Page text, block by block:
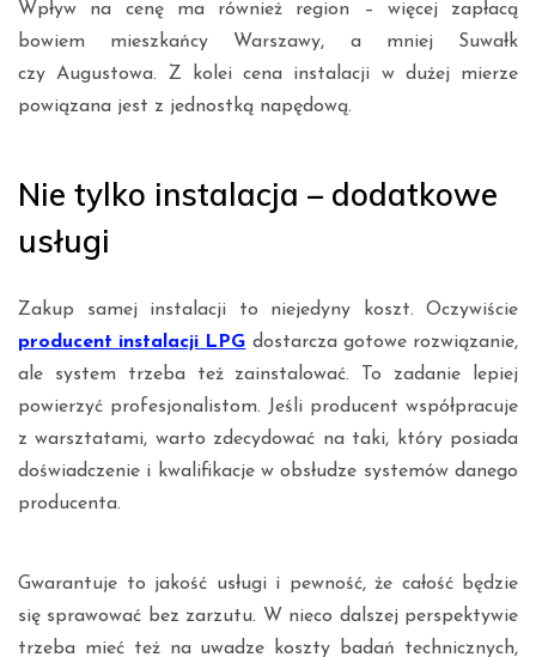
Wpływ na cenę ma również region – więcej zapłacą
bowiem mieszkańcy Warszawy, a mniej Suwałk
czy Augustowa. Z kolei cena instalacji w dużej mierze
powiązana jest z jednostką napędową.
Nie tylko instalacja – dodatkowe
usługi
Zakup samej instalacji to niejedyny koszt. Oczywiście
producent instalacji LPG dostarcza gotowe rozwiązanie,
ale system trzeba też zainstalować. To zadanie lepiej
powierzyć profesjonalistom. Jeśli producent współpracuje
z warsztatami, warto zdecydować na taki, który posiada
doświadczenie i kwalifikacje w obsłudze systemów danego
producenta.
Gwarantuje to jakość usługi i pewność, że całość będzie
się sprawować bez zarzutu. W nieco dalszej perspektywie
trzeba mieć też na uwadze koszty badań technicznych,